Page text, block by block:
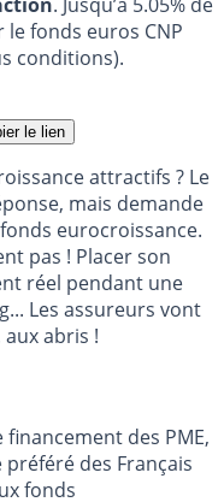
fonds euros CNP
conditions).
le lien
attractifs ? Le
mais demande
eurocroissance.
pas ! Placer son
réel pendant une
Les assureurs vont
abris !
financement des PME,
préféré des Français
fonds